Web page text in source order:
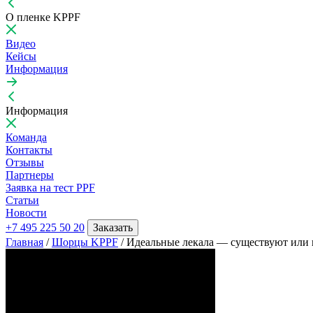
О пленке KPPF
Видео
Кейсы
Информация
Информация
Команда
Контакты
Отзывы
Партнеры
Заявка на тест PPF
Статьи
Новости
+7 495 225 50 20
Заказать
Главная / Шорцы KPPF / Идеальные лекала — существуют или